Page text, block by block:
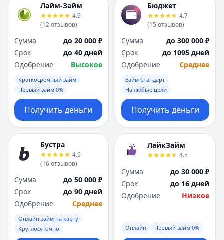
Лайм-Займ
4.9
(12отзывов)
Сумма
до 20 000 ₽
Срок
до 40 дней
Одобрение
Высокое
Краткосрочный займ
Первый займ 0%
Получить деньги
Бюджет
4.7
(15 отзывов)
Сумма
до 300 000 ₽
Срок
до 1095 дней
Одобрение
Среднее
Займ Стандарт
На любые цели
Получить деньги
Бустра
4.9
(16отзывов)
Сумма
до 50 000 ₽
Срок
до 90 дней
Одобрение
Среднее
Онлайн займ на карту
Круглосуточно
ЛайкЗайм
4.5
Сумма
до 30 000 ₽
Срок
до 16 дней
Одобрение
Низкое
Онлайн Первый займ 0%